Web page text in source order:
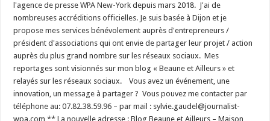
l'agence de presse WPA New-York depuis mars 2018. J'ai de
nombreuses accréditions officielles. Je suis basée à Dijon et je
propose mes services bénévolement auprès d'entrepreneurs /
président d'associations qui ont envie de partager leur projet / action
auprès du plus grand nombre sur les réseaux sociaux. Mes
reportages sont visionnés sur mon blog « Beaune et Ailleurs » et
relayés sur les réseaux sociaux. Vous avez un événement, une
innovation, un message à partager ? Vous pouvez me contacter par
téléphone au: 07.82.38.59.96 – par mail : sylvie.gaudel@journalist-
wpa.com ** La nouvelle adresse : Blog Beaune et Ailleurs – Maison